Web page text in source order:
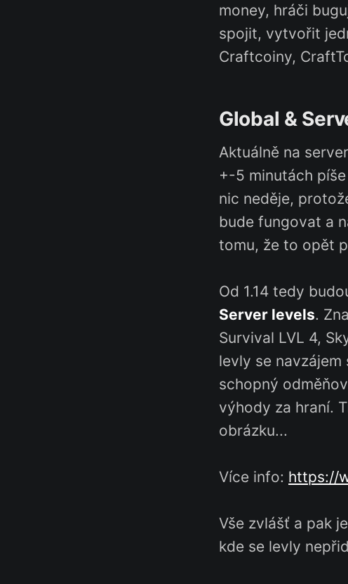
money, hráči
spojit, vytvořit
Craftcoiny,
Global &
Aktuálně na
+-5 minutách
nic neděje,
bude fungovat a
tomu, že to opět
Od 1.14 tedy
Server levels.
Survival LVL 4,
levly se
schopný
výhody za hraní.
obrázku...
Více info: https://
Vše zvlášť a pak
kde se levly